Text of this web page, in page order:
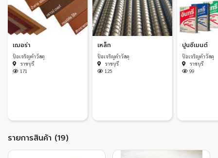
เฌอร่า
ป้อเจริญค้าวัสดุ
ราชบุรี
171
เหล็ก
ป้อเจริญค้าวัสดุ
ราชบุรี
125
ปูนซีเมนต์
ป้อเจริญค้าวัสดุ
ราชบุรี
99
รายการสินค้า (19)